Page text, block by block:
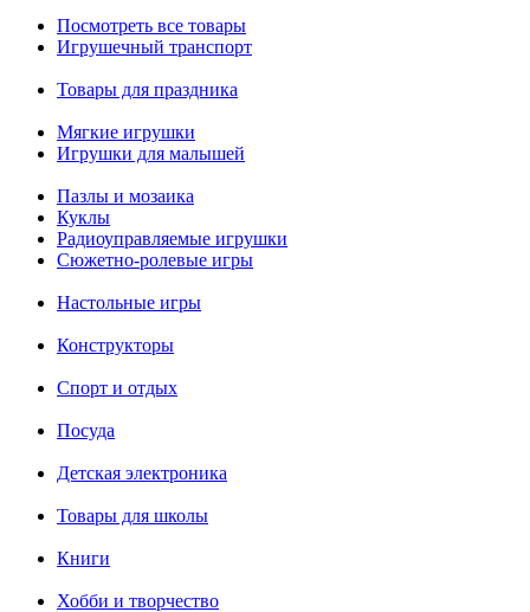
Посмотреть все товары
Игрушечный транспорт
Товары для праздника
Мягкие игрушки
Игрушки для малышей
Пазлы и мозаика
Куклы
Радиоуправляемые игрушки
Сюжетно-ролевые игры
Настольные игры
Конструкторы
Спорт и отдых
Посуда
Детская электроника
Товары для школы
Книги
Хобби и творчество